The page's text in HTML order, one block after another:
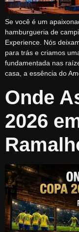
Se você é um
hamburgueria de
Experience. Nós
para trás e criamos
fundamentada nas
casa, a essência do
Onde
2026